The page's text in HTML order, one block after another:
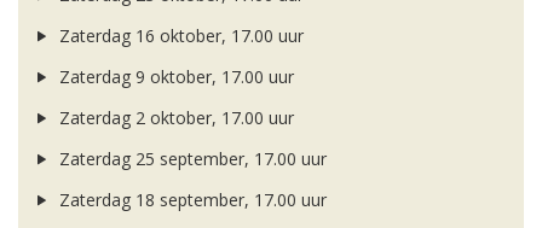
Zaterdag 16 oktober, 17.00 uur
Zaterdag 9 oktober, 17.00 uur
Zaterdag 2 oktober, 17.00 uur
Zaterdag 25 september, 17.00 uur
Zaterdag 18 september, 17.00 uur